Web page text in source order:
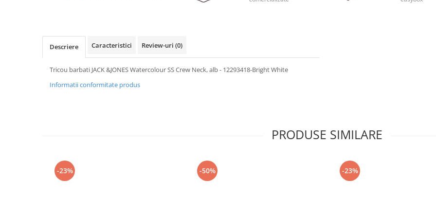
Descriere Caracteristici Review-uri (0)
Tricou barbati JACK &JONES Watercolour SS Crew Neck, alb - 12293418-Bright White
Informatii conformitate produs
PRODUSE SIMILARE
-23% -50% -23%